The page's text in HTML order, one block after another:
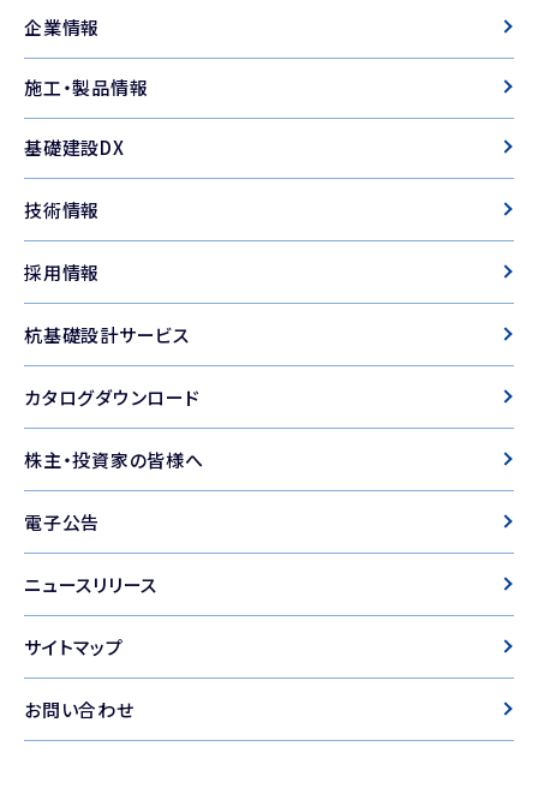
企業情報
施工・製品情報
基礎建設DX
技術情報
採用情報
杭基礎設計サービス
カタログダウンロード
株主・投資家の皆様へ
電子公告
ニュースリリース
サイトマップ
お問い合わせ